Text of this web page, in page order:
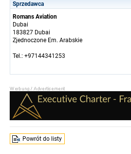
Sprzedawca
Romans Aviation
Dubai
183827 Dubai
Zjednoczone Em. Arabskie
Tel.: +97144341253
Powrót do listy